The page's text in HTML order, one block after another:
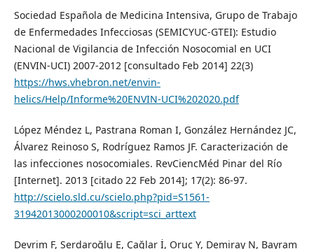
Sociedad Española de Medicina Intensiva, Grupo de Trabajo
de Enfermedades Infecciosas (SEMICYUC-GTEI): Estudio
Nacional de Vigilancia de Infección Nosocomial en UCI
(ENVIN-UCI) 2007-2012 [consultado Feb 2014] 22(3)
https://hws.vhebron.net/envin-
helics/Help/Informe%20ENVIN-UCI%202020.pdf
López Méndez L, Pastrana Roman I, González Hernández JC,
Álvarez Reinoso S, Rodríguez Ramos JF. Caracterización de
las infecciones nosocomiales. RevCiencMéd Pinar del Río
[Internet]. 2013 [citado 22 Feb 2014]; 17(2): 86-97.
http://scielo.sld.cu/scielo.php?pid=S1561-
31942013000200010&script=sci_arttext
Devrim F, Serdaroğlu E, Çağlar İ, Oruç Y, Demiray N, Bayram